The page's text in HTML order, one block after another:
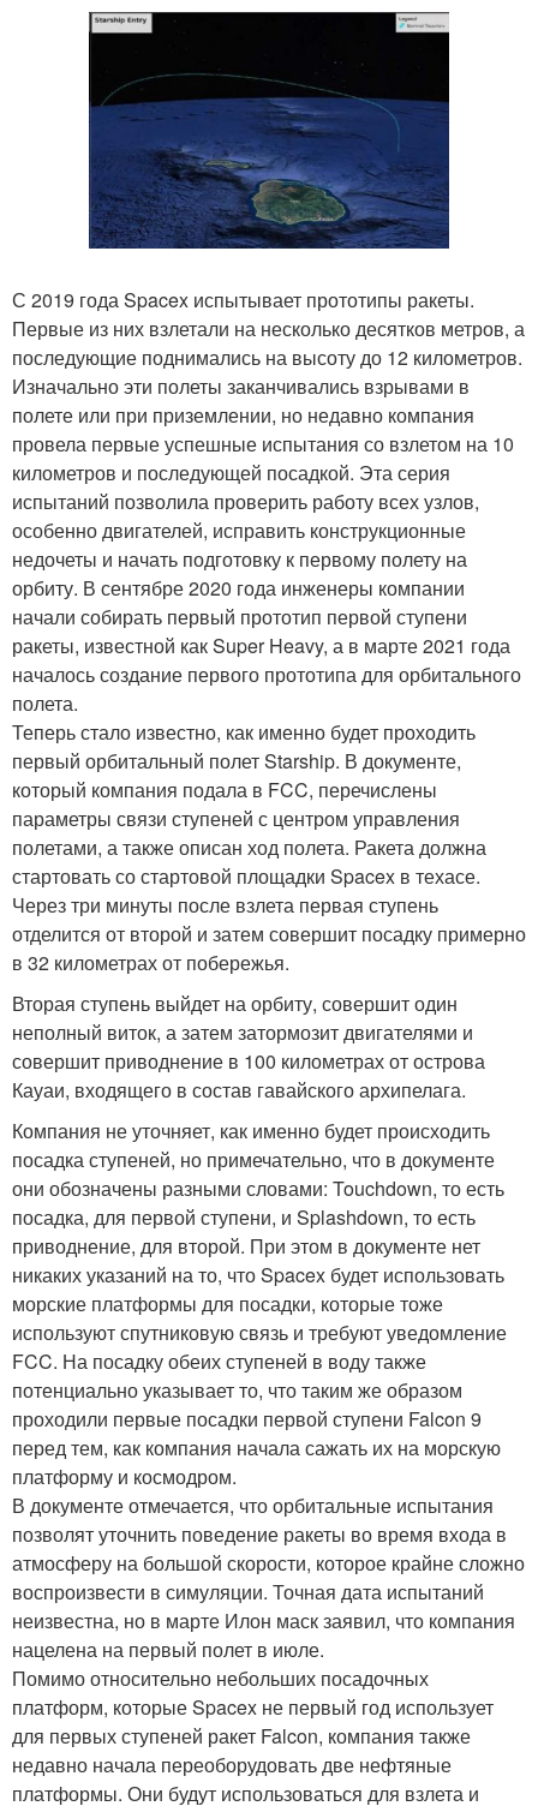
С 2019 года Spacex испытывает прототипы ракеты.
Первые из них взлетали на несколько десятков метров, а
последующие поднимались на высоту до 12 километров.
Изначально эти полеты заканчивались взрывами в
полете или при приземлении, но недавно компания
провела первые успешные испытания со взлетом на 10
километров и последующей посадкой. Эта серия
испытаний позволила проверить работу всех узлов,
особенно двигателей, исправить конструкционные
недочеты и начать подготовку к первому полету на
орбиту. В сентябре 2020 года инженеры компании
начали собирать первый прототип первой ступени
ракеты, известной как Super Heavy, а в марте 2021 года
началось создание первого прототипа для орбитального
полета.
Теперь стало известно, как именно будет проходить
первый орбитальный полет Starship. В документе,
который компания подала в FCC, перечислены
параметры связи ступеней с центром управления
полетами, а также описан ход полета. Ракета должна
стартовать со стартовой площадки Spacex в техасе.
Через три минуты после взлета первая ступень
отделится от второй и затем совершит посадку примерно
в 32 километрах от побережья.
Вторая ступень выйдет на орбиту, совершит один
неполный виток, а затем затормозит двигателями и
совершит приводнение в 100 километрах от острова
Кауаи, входящего в состав гавайского архипелага.
Компания не уточняет, как именно будет происходить
посадка ступеней, но примечательно, что в документе
они обозначены разными словами: Touchdown, то есть
посадка, для первой ступени, и Splashdown, то есть
приводнение, для второй. При этом в документе нет
никаких указаний на то, что Spacex будет использовать
морские платформы для посадки, которые тоже
используют спутниковую связь и требуют уведомление
FCC. На посадку обеих ступеней в воду также
потенциально указывает то, что таким же образом
проходили первые посадки первой ступени Falcon 9
перед тем, как компания начала сажать их на морскую
платформу и космодром.
В документе отмечается, что орбитальные испытания
позволят уточнить поведение ракеты во время входа в
атмосферу на большой скорости, которое крайне сложно
воспроизвести в симуляции. Точная дата испытаний
неизвестна, но в марте Илон маск заявил, что компания
нацелена на первый полет в июле.
Помимо относительно небольших посадочных
платформ, которые Spacex не первый год использует
для первых ступеней ракет Falcon, компания также
недавно начала переоборудовать две нефтяные
платформы. Они будут использоваться для взлета и